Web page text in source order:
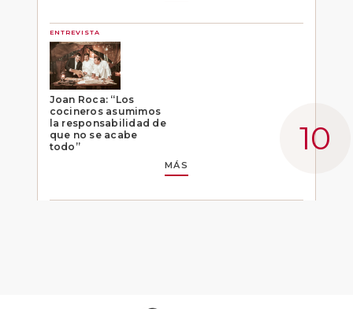
ENTREVISTA
Joan Roca: “Los
cocineros asumimos
la responsabilidad de
que no se acabe
todo”
MÁS